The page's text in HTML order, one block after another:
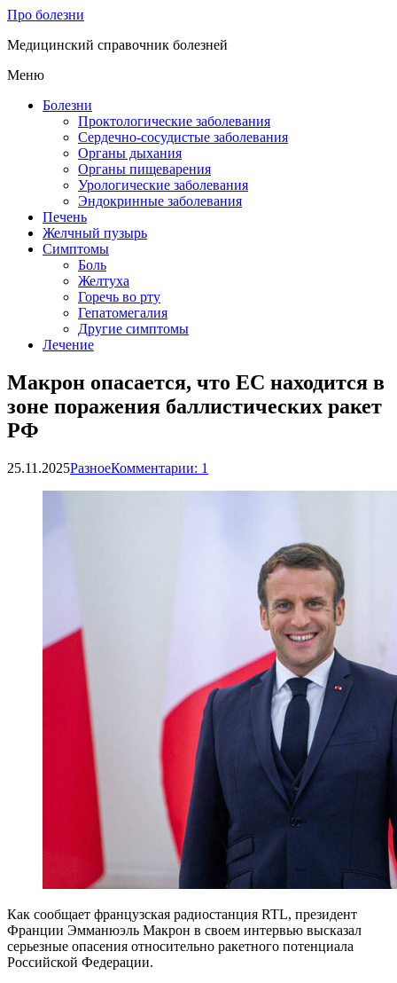
Про болезни
Медицинский справочник болезней
Меню
Болезни
Проктологические заболевания
Сердечно-сосудистые заболевания
Органы дыхания
Органы пищеварения
Урологические заболевания
Эндокринные заболевания
Печень
Желчный пузырь
Симптомы
Боль
Желтуха
Горечь во рту
Гепатомегалия
Другие симптомы
Лечение
Макрон опасается, что ЕС находится в
зоне поражения баллистических ракет
РФ
25.11.2025РазноеКомментарии: 1
Как сообщает французская радиостанция RTL, президент
Франции Эмманюэль Макрон в своем интервью высказал
серьезные опасения относительно ракетного потенциала
Российской Федерации.